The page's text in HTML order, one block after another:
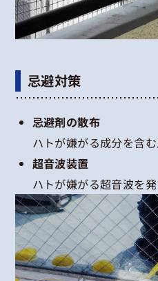
忌避対策
忌避剤の散布
ハトが嫌がる成分を含
超音波装置
ハトが嫌がる超音波を